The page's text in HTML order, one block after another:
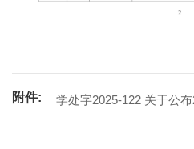
附件:
学处字2025-122 关于公布2024年度学生工作研究课题